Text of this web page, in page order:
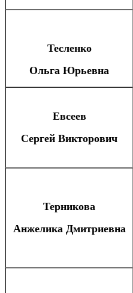
Тесленко
Ольга Юрьевна
Евсеев
Сергей Викторович
Терникова
Анжелика Дмитриевна